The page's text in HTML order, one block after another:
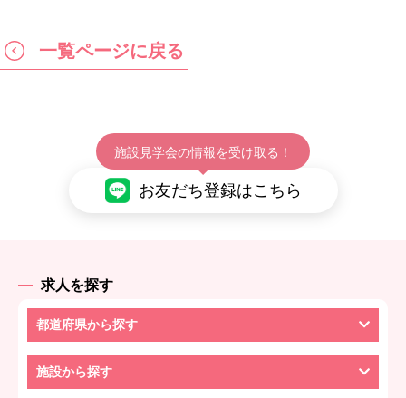
一覧ページに戻る
施設見学会の情報を受け取る！
お友だち登録はこちら
求人を探す
都道府県から探す
施設から探す